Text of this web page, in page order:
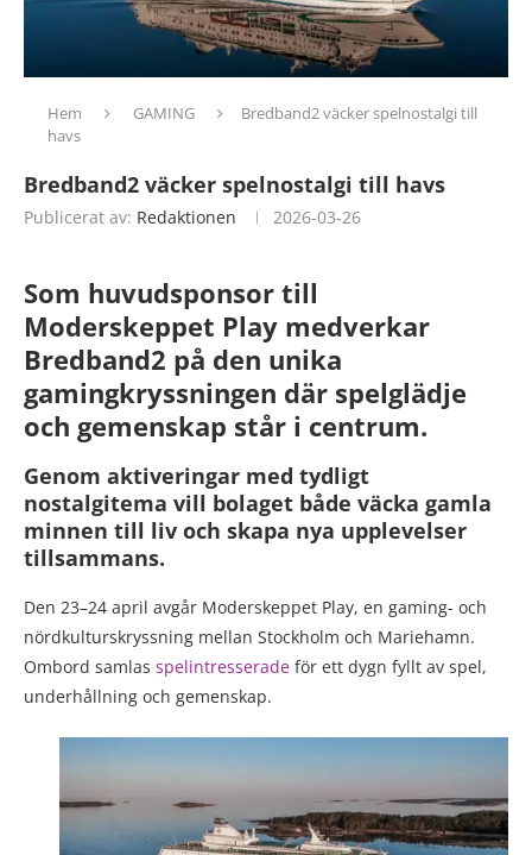
Hem GAMING
Bredband2 väcker spelnostalgi till
havs
Bredband2 väcker spelnostalgi till havs
Publicerat av: Redaktionen 2026-03-26
Som huvudsponsor till
Moderskeppet Play medverkar
Bredband2 på den unika
gamingkryssningen där spelglädje
och gemenskap står i centrum.
Genom aktiveringar med tydligt
nostalgitema vill bolaget både väcka gamla
minnen till liv och skapa nya upplevelser
tillsammans.
Den 23–24 april avgår Moderskeppet Play, en gaming- och
nördkulturskryssning mellan Stockholm och Mariehamn.
Ombord samlas spelintresserade för ett dygn fyllt av spel,
underhållning och gemenskap.